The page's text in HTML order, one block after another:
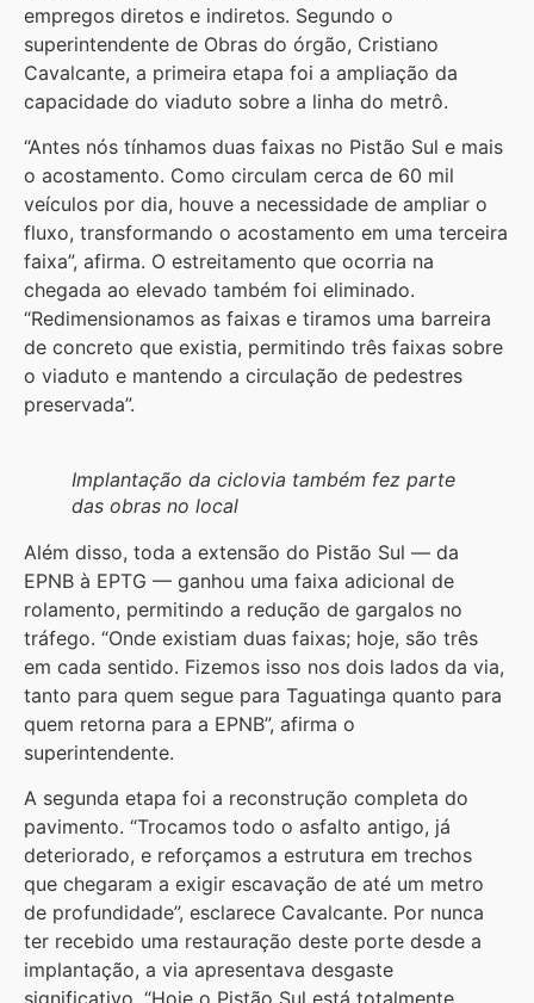
empregos diretos e indiretos. Segundo o
superintendente de Obras do órgão, Cristiano
Cavalcante, a primeira etapa foi a ampliação da
capacidade do viaduto sobre a linha do metrô.
“Antes nós tínhamos duas faixas no Pistão Sul e mais
o acostamento. Como circulam cerca de 60 mil
veículos por dia, houve a necessidade de ampliar o
fluxo, transformando o acostamento em uma terceira
faixa”, afirma. O estreitamento que ocorria na
chegada ao elevado também foi eliminado.
“Redimensionamos as faixas e tiramos uma barreira
de concreto que existia, permitindo três faixas sobre
o viaduto e mantendo a circulação de pedestres
preservada”.
Implantação da ciclovia também fez parte
das obras no local
Além disso, toda a extensão do Pistão Sul — da
EPNB à EPTG — ganhou uma faixa adicional de
rolamento, permitindo a redução de gargalos no
tráfego. “Onde existiam duas faixas; hoje, são três
em cada sentido. Fizemos isso nos dois lados da via,
tanto para quem segue para Taguatinga quanto para
quem retorna para a EPNB”, afirma o
superintendente.
A segunda etapa foi a reconstrução completa do
pavimento. “Trocamos todo o asfalto antigo, já
deteriorado, e reforçamos a estrutura em trechos
que chegaram a exigir escavação de até um metro
de profundidade”, esclarece Cavalcante. Por nunca
ter recebido uma restauração deste porte desde a
implantação, a via apresentava desgaste